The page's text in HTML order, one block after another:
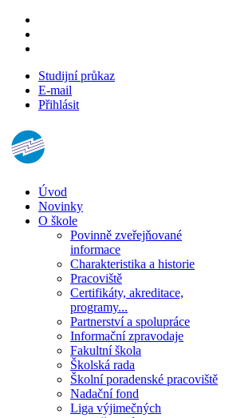
Studijní průkaz
E-mail
Přihlásit
Úvod
Novinky
O škole
Povinně zveřejňované
informace
Charakteristika a historie
Pracoviště
Certifikáty, akreditace,
programy...
Partnerství a spolupráce
Informační zpravodaje
Fakultní škola
Školská rada
Školní poradenské pracoviště
Nadační fond
Liga výjimečných